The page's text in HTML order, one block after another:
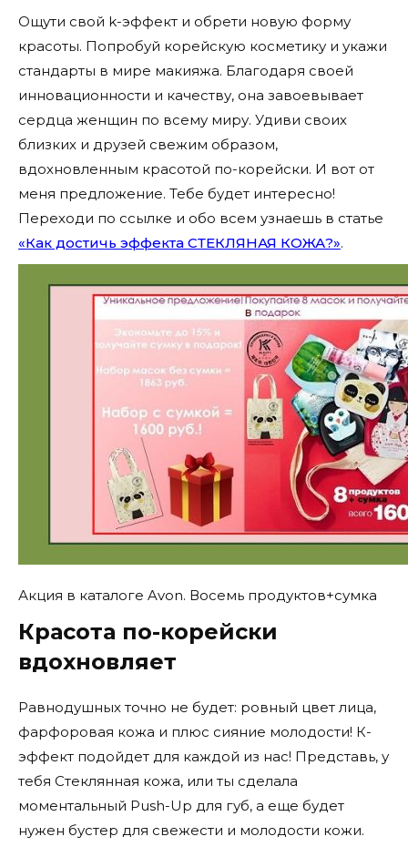
Ощути свой k-эффект и обрети новую форму
красоты. Попробуй корейскую косметику и укажи
стандарты в мире макияжа. Благодаря своей
инновационности и качеству, она завоевывает
сердца женщин по всему миру. Удиви своих
близких и друзей свежим образом,
вдохновленным красотой по-корейски. И вот от
меня предложение. Тебе будет интересно!
Переходи по ссылке и обо всем узнаешь в статье
«Как достичь эффекта СТЕКЛЯНАЯ КОЖА?».
Акция в каталоге Avon. Восемь продуктов+сумка
Красота по-корейски
вдохновляет
Равнодушных точно не будет: ровный цвет лица,
фарфоровая кожа и плюс сияние молодости! К-
эффект подойдет для каждой из нас! Представь, у
тебя Стеклянная кожа, или ты сделала
моментальный Push-Up для губ, а еще будет
нужен бустер для свежести и молодости кожи.